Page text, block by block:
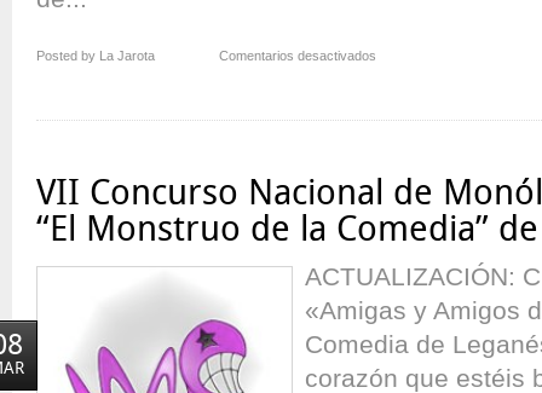
Posted by La Jarota Comentarios desactivados
(Inter)Nacional
VII Concurso Nacional de
“El Monstruo de la Comedia”
ACTUALIZACIÓN:
«Amigas y Amigos
Comedia de
corazón que estéis